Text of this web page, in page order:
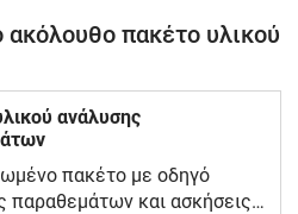
ακόλουθο πακέτο υλικού
ανάλυσης
πακέτο με οδηγό
παραθεμάτων και ασκήσεις